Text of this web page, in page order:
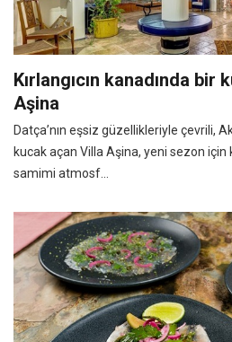
Kırlangıcın kanadında bir
Aşina
Datça’nın eşsiz güzellikleriyle çevrili,
kucak açan Villa Aşina, yeni sezon için
samimi atmosf...